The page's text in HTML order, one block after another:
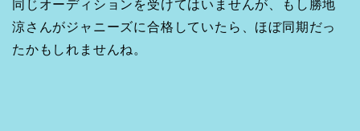
同じオーディションを受けてはいませんが、もし勝地
涼さんがジャニーズに合格していたら、ほぼ同期だっ
たかもしれませんね。